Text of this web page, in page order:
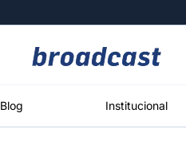
Blog Institucional